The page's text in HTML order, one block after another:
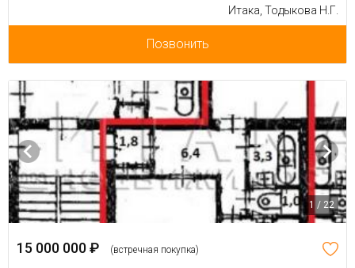
Итака, Тодыкова Н.Г.
Позвонить
1 / 22
15 000 000 ₽ (встречная покупка)